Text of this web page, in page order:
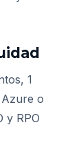
1
o
y RPO